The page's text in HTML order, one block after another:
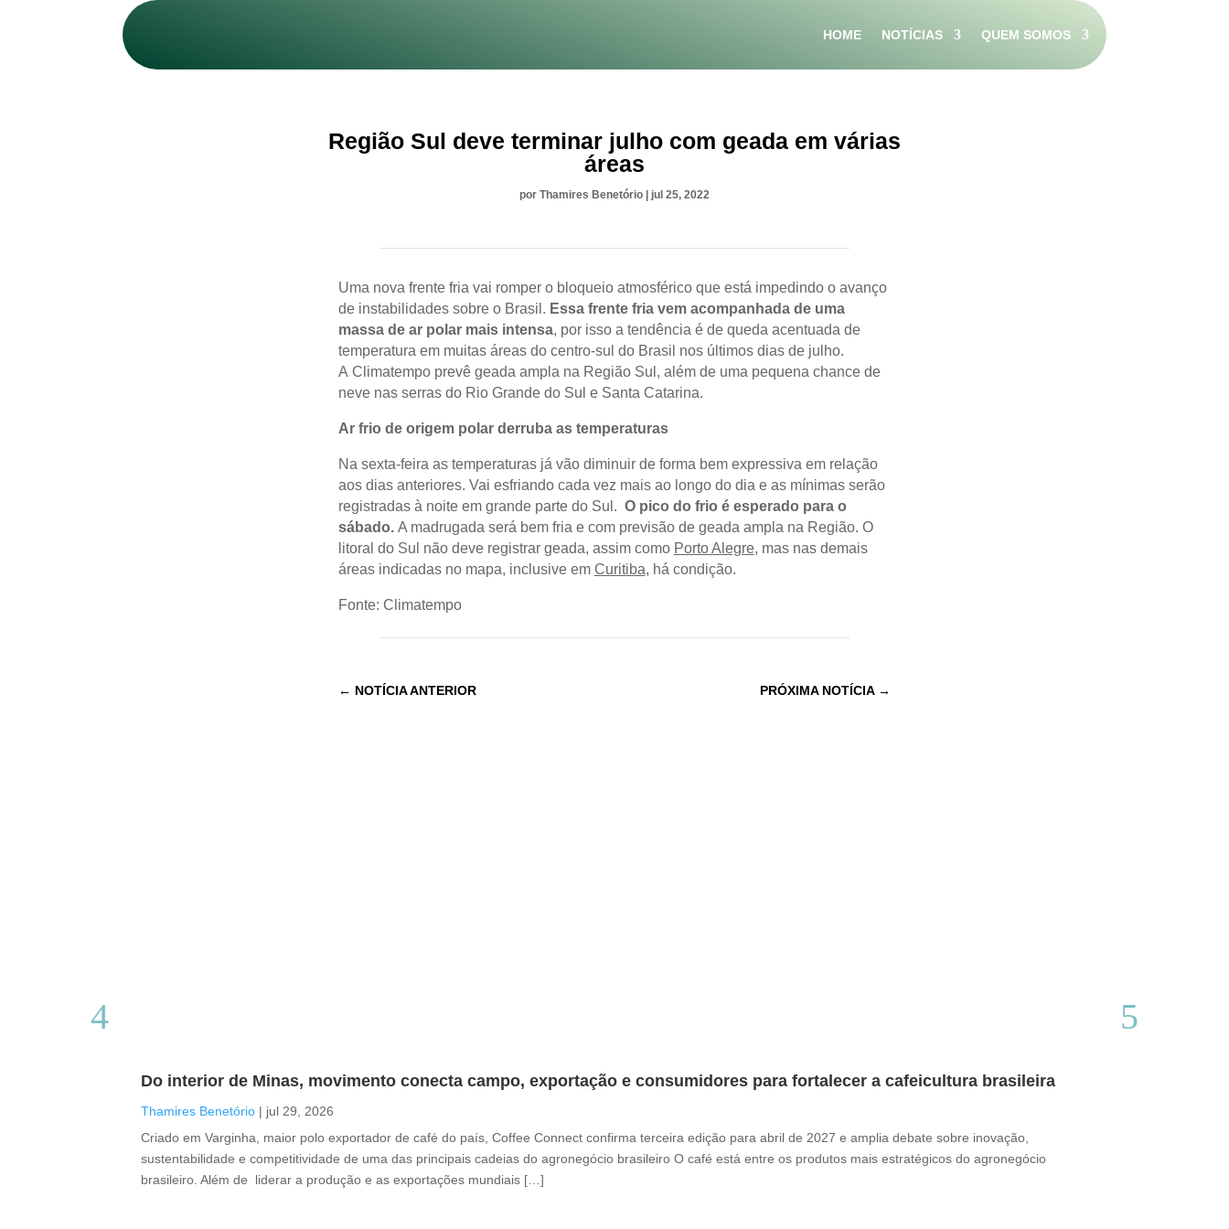
HOME NOTÍCIAS QUEM SOMOS
Região Sul deve terminar julho com geada em várias
áreas
por Thamires Benetório | jul 25, 2022
Uma nova frente fria vai romper o bloqueio atmosférico que está impedindo o avanço
de instabilidades sobre o Brasil. Essa frente fria vem acompanhada de uma
massa de ar polar mais intensa, por isso a tendência é de queda acentuada de
temperatura em muitas áreas do centro-sul do Brasil nos últimos dias de julho.
A Climatempo prevê geada ampla na Região Sul, além de uma pequena chance de
neve nas serras do Rio Grande do Sul e Santa Catarina.
Ar frio de origem polar derruba as temperaturas
Na sexta-feira as temperaturas já vão diminuir de forma bem expressiva em relação
aos dias anteriores. Vai esfriando cada vez mais ao longo do dia e as mínimas serão
registradas à noite em grande parte do Sul. O pico do frio é esperado para o
sábado.A madrugada será bem fria e com previsão de geada ampla na Região. O
litoral do Sul não deve registrar geada, assim como Porto Alegre, mas nas demais
áreas indicadas no mapa, inclusive em Curitiba, há condição.
Fonte: Climatempo
← NOTÍCIA ANTERIOR PRÓXIMA NOTÍCIA→
Do interior de Minas, movimento conecta campo, exportação e consumidores para fortalecer a cafeicultura brasileira
Thamires Benetório | jul 29, 2026
Criado em Varginha, maior polo exportador de café do país, Coffee Connect confirma terceira edição para abril de 2027 e amplia debate sobre inovação,
sustentabilidade e competitividade de uma das principais cadeias do agronegócio brasileiro O café está entre os produtos mais estratégicos do agronegócio
brasileiro. Além de liderar a produção e as exportações mundiais […]